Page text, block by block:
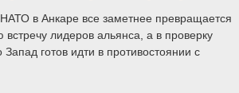
в Анкаре все заметнее превращается
встречу лидеров альянса, а в проверку
Запад готов идти в противостоянии с